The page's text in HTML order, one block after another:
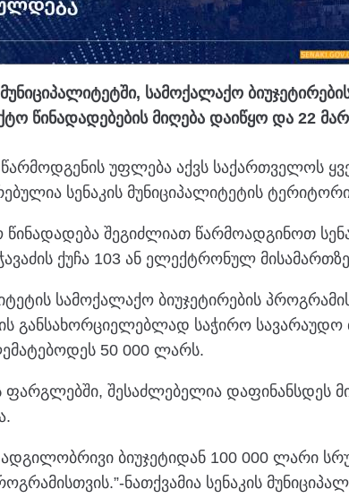
მუნიციპალიტეტში, სამოქალაქო
წინადადებების მიღება დაიწყო და 22
წარმოდგენის უფლება აქვს საქართველოს
სენაკის მუნიციპალიტეტის
შეგიძლიათ წარმოადგინოთ
ქუჩა 103 ან ელექტრონულ
სამოქალაქო ბიუჯეტირების
განსახორციელებლად საჭირო სავარაუდო
50 000 ლარს.
ფარგლებში, შესაძლებელია დაფინანსდეს
ბიუჯეტიდან 100 000 ლარი
ნათქვამია სენაკის